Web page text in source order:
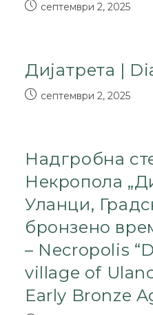
септември 2, 2025
Диjатрета |
септември 2, 2025
Надгробна
Некропола
Уланци,
бронзено
– Necropolis
village of
Early Bronze